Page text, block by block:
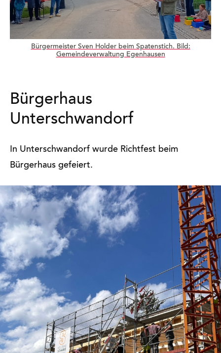
Bürgermeister Sven Holder beim Spatenstich. Bild:
Gemeindeverwaltung Egenhausen
Bürgerhaus
Unterschwandorf
In Unterschwandorf wurde Richtfest beim
Bürgerhaus gefeiert.